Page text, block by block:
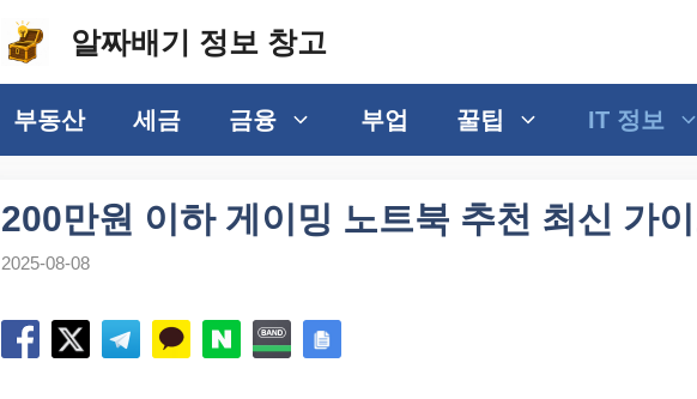
알짜배기 정보 창고
부동산 세금 금융 부업 꿀팁 IT 정보
200만원 이하 게이밍 노트북 추천 최신 가
2025-08-08